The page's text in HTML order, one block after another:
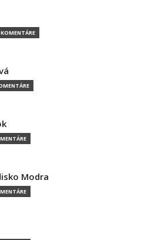
Modra